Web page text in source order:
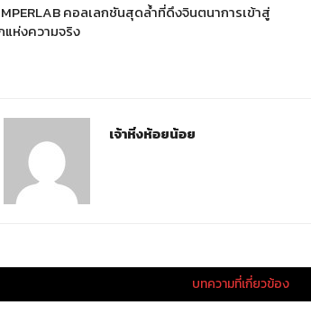
คอลเลกชันสุดล้ำที่ดึงจินตนาการเข้าสู่
แห่งความจริง
เจ้าหิ่งห้อยน้อย
บทความที่เกี่ยวข้อง